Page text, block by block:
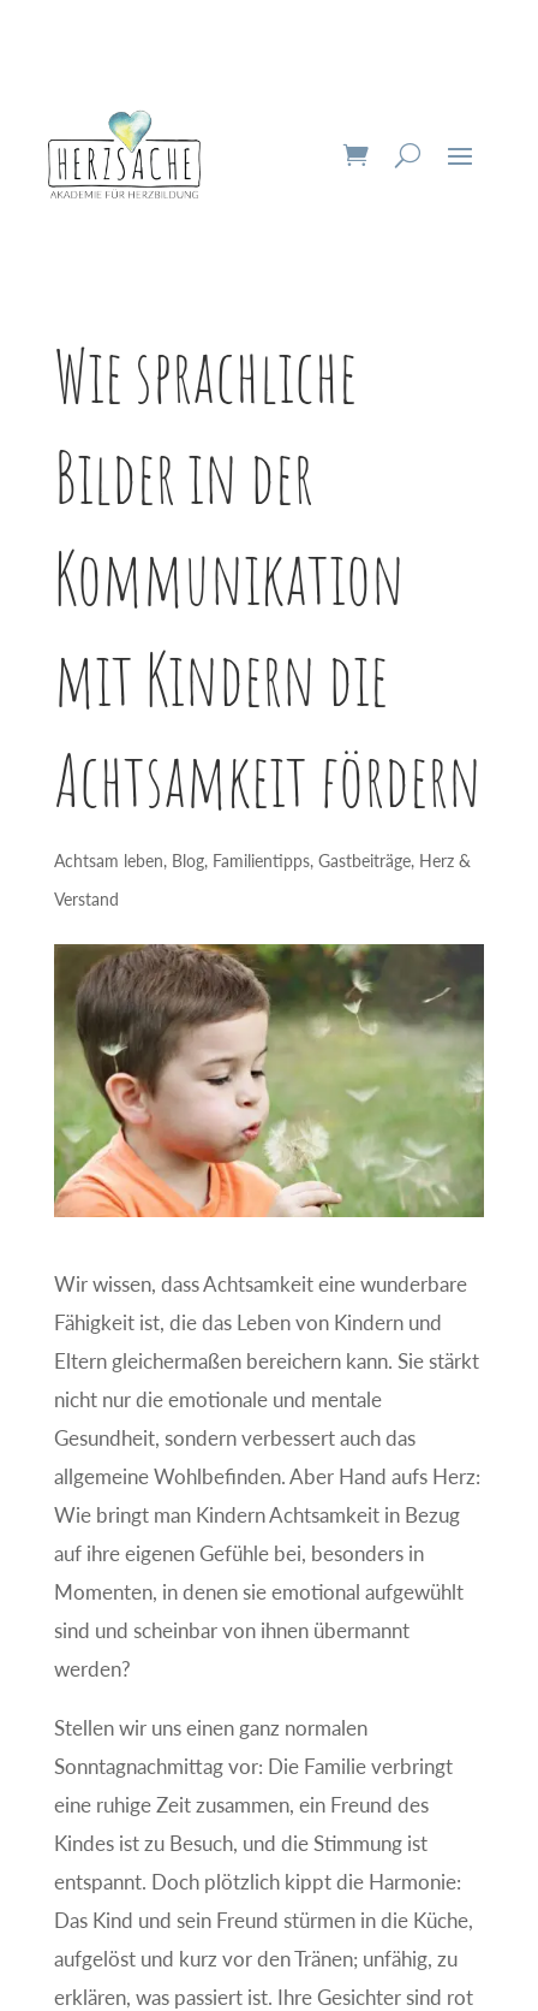
Wie sprachliche
Bilder in der
Kommunikation
mit Kindern die
Achtsamkeit fördern
Achtsam leben, Blog, Familientipps, Gastbeiträge, Herz &
Verstand
Wir wissen, dass Achtsamkeit eine wunderbare
Fähigkeit ist, die das Leben von Kindern und
Eltern gleichermaßen bereichern kann. Sie stärkt
nicht nur die emotionale und mentale
Gesundheit, sondern verbessert auch das
allgemeine Wohlbefinden. Aber Hand aufs Herz:
Wie bringt man Kindern Achtsamkeit in Bezug
auf ihre eigenen Gefühle bei, besonders in
Momenten, in denen sie emotional aufgewühlt
sind und scheinbar von ihnen übermannt
werden?
Stellen wir uns einen ganz normalen
Sonntagnachmittag vor: Die Familie verbringt
eine ruhige Zeit zusammen, ein Freund des
Kindes ist zu Besuch, und die Stimmung ist
entspannt. Doch plötzlich kippt die Harmonie:
Das Kind und sein Freund stürmen in die Küche,
aufgelöst und kurz vor den Tränen; unfähig, zu
erklären, was passiert ist. Ihre Gesichter sind rot